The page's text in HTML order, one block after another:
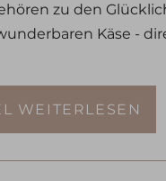
zu den
Käse -
WEITERLESEN